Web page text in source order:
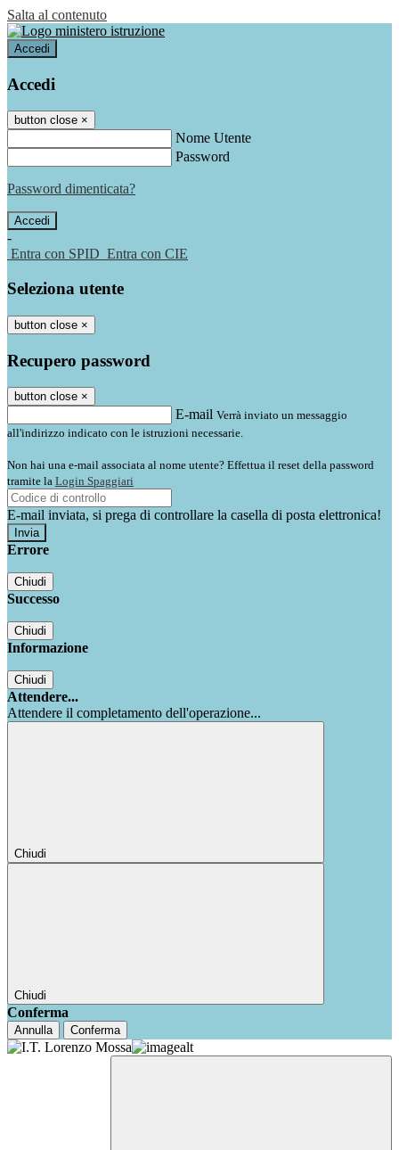
Salta al contenuto
Accedi
Accedi
button close ×
Nome Utente
Password
Password dimenticata?
-
Entra con SPID Entra con CIE
Seleziona utente
button close ×
Recupero password
button close ×
E-mail Verrà inviato un messaggio
all'indirizzo indicato con le istruzioni necessarie.
Non hai una e-mail associata al nome utente? Effettua il reset della password
tramite la Login Spaggiari
E-mail inviata, si prega di controllare la casella di posta elettronica!
Errore
Chiudi
Successo
Chiudi
Informazione
Chiudi
Attendere...
Attendere il completamento dell'operazione...
Chiudi
Chiudi
Conferma
Annulla Conferma